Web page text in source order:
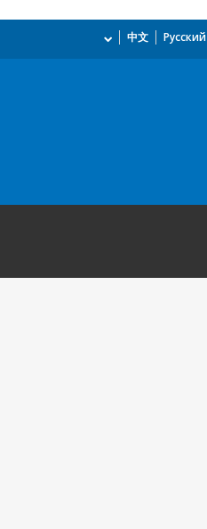
Русский
中文